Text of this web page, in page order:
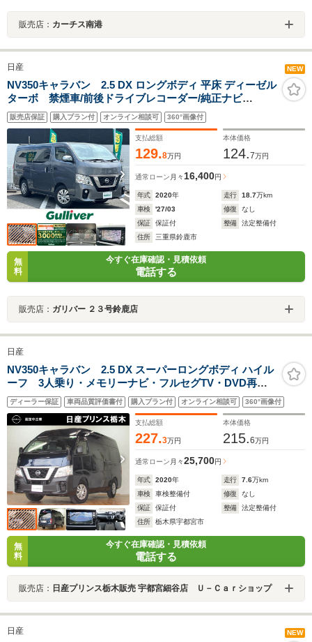
販売店： カーチス南港
日産 NEW
NV350キャラバン 2.5 DX ロングボディ 平床 ディーゼル
ターボ 禁煙車/前後ドライブレコーダー/純正ナビ
MM319D-W/フルセグTV/アラウンドビューモニター/ビル
トインETC/衝突軽減ブレーキ/純正フロアマット(車載)/社
外マット(Genb)/スノーモード/シガーソケット/安全装置
販売店保証 購入プラン付 オンライン相談可 360°画像付
支払総額
129.8万円
本体価格
124.7万円
通常ローン 月々16,400円
年式 2020年 走行 18.7万km
車検
'27/03 修復
なし
保証
保証付 整備
法定整備付
住所
三重県鈴鹿市
無
料
今すぐ在庫確認・見積依頼
電話する
販売店： ガリバー ２３号鈴鹿店
日産
NV350キャラバン 2.5 DX スーパーロングボディ ハイル
ーフ 3人乗り・メモリーナビ・フルセグTV・DVD再
生・Bluetooth・バックカメラ・ETC・ドライブレコーダ
ー・キーレスエントリー・衝突軽減・横滑り防止装置・
エアコン・エアバッグ・ABS
ディーラー保証 車両品質評価書付 購入プラン付 オンライン相談可 360°画像付
支払総額
227.3万円
本体価格
215.6万円
通常ローン 月々25,700円
年式 2020年 走行 7.6万km
車検
車検整備付 修復
なし
保証
保証付 整備
法定整備付
住所
栃木県宇都宮市
無
料
今すぐ在庫確認・見積依頼
電話する
販売店： 日産プリンス栃木販売 宇都宮細谷店 Ｕ－Ｃａｒショップ
日産 NEW